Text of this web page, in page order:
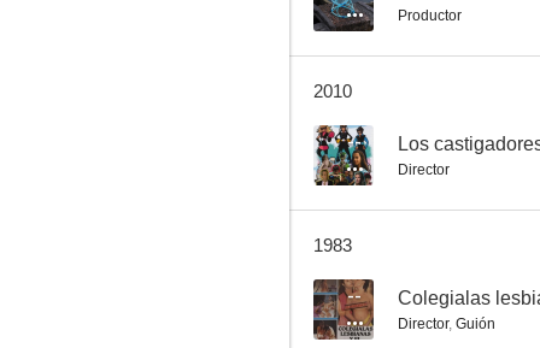
Productor
2010
-- Los
Director
1983
--
Director, Guión